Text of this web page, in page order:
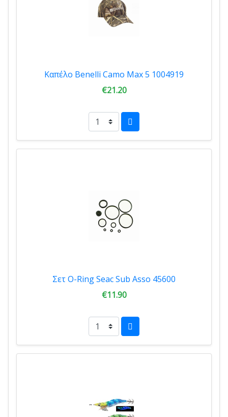
Καπέλο Benelli Camo Max 5 1004919
€21.20
Σετ O-Ring Seac Sub Asso 45600
€11.90